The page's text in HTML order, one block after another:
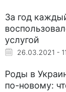
За год
услугой
26.03.2021 -
Роды в
по-новому: